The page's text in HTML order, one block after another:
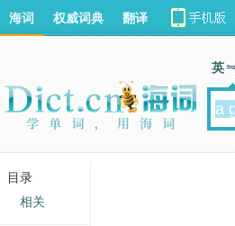
海词 权威词典 翻译
英
目录
相关